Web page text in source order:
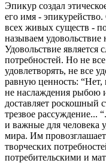
Эпикур создал
его имя -
всех живых существ -
называем
Удовольствие является
потребностей. Но не
удовлетворять, не все
равную ценность:
не наслаждения рыбою
доставляет роскошный
трезвое рассуждение...
и важные для человека
мира. Им
творческих
потребительскими и